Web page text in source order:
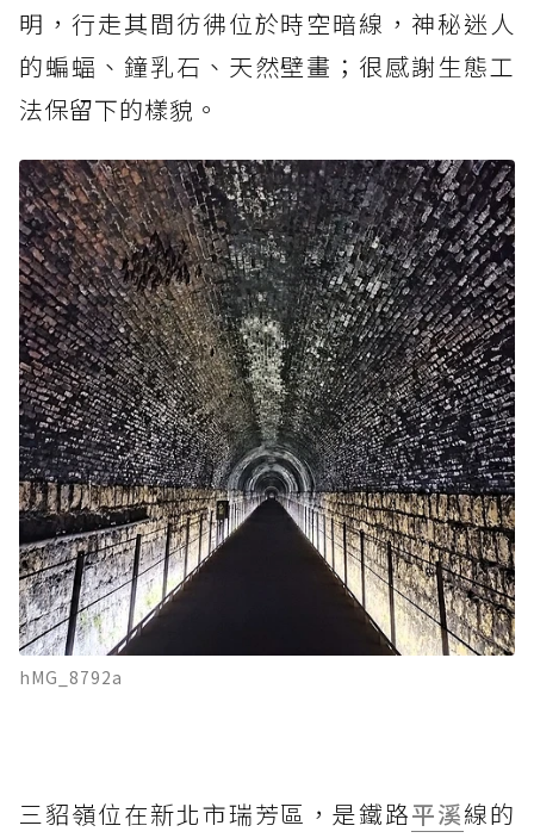
明，行走其間彷彿位於時空暗線，神秘迷人
的蝙蝠、鐘乳石、天然壁畫；很感謝生態工
法保留下的樣貌。
hMG_8792a
三貂嶺位在新北市瑞芳區，是鐵路平溪線的